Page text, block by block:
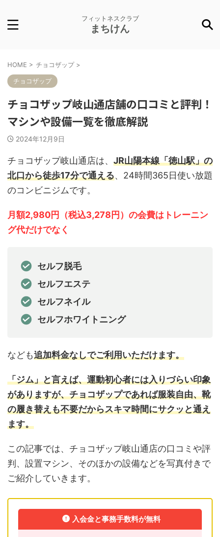
フィットネスクラブ
まちけん
HOME > チョコザップ >
チョコザップ
チョコザップ岐山通店舗の口コミと評判！
マシンや設備一覧を徹底解説
2024年12月9日
チョコザップ岐山通店は、 JR山陽本線「徳山駅」の
北口から徒歩17分で通える、24時間365日使い放題
のコンビニジムです。
月額2,980円（税込3,278円）の会費はトレーニン
グ代だけでなく
セルフ脱毛
セルフエステ
セルフネイル
セルフホワイトニング
なども追加料金なしでご利用いただけます。
「ジム」と言えば、運動初心者には入りづらい印象
がありますが、チョコザップであれば服装自由、靴
の履き替えも不要だからスキマ時間にサクッと通え
ます。
この記事では、チョコザップ岐山通店の口コミや評
判、設置マシン、そのほかの設備などを写真付きで
ご紹介していきます。
入会金と事務手数料が無料